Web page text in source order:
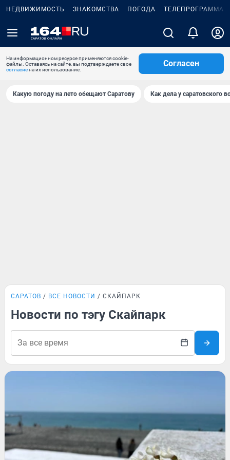
НЕДВИЖИМОСТЬ ЗНАКОМСТВА ПОГОДА ТЕЛЕПРОГРАММА
На информационном ресурсе применяются cookie-
файлы. Оставаясь на сайте, вы подтверждаете свое
согласиена их использование.
Согласен
Какую погоду на лето обещают Саратову Как дела у саратовского
САРАТОВ ВСЕ НОВОСТИ СКАЙПАРК
Новости по тэгу Скайпарк